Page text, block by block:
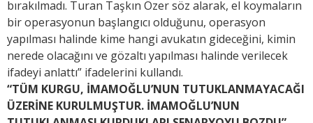
bırakılmadı. Turan Taşkın Özer söz alarak, el koymaların
bir operasyonun başlangıcı olduğunu, operasyon
yapılması halinde kime hangi avukatın gideceğini, kimin
nerede olacağını ve gözaltı yapılması halinde verilecek
ifadeyi anlattı” ifadelerini kullandı.
“TÜM KURGU, İMAMOĞLU’NUN TUTUKLANMAYACAĞI
ÜZERİNE KURULMUŞTUR. İMAMOĞLU’NUN